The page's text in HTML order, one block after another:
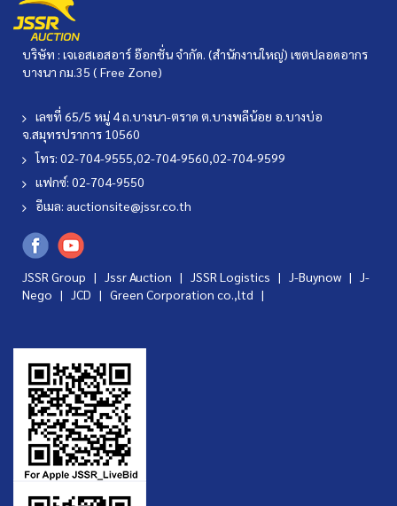
บริษัท : เจเอสเอสอาร์ อ๊อกชั่น จำกัด. (สำนักงานใหญ่) เขตปลอดอากร
บางนา กม.35 ( Free Zone)
เลขที่ 65/5 หมู่ 4 ถ.บางนา-ตราด ต.บางพลีน้อย อ.บางบ่อ
จ.สมุทรปราการ 10560
โทร: 02-704-9555,02-704-9560,02-704-9599
แฟกซ์: 02-704-9550
อีเมล: auctionsite@jssr.co.th
JSSR Group | Jssr Auction | JSSR Logistics | J-Buynow | J-
Nego | JCD | Green Corporation co.,ltd |